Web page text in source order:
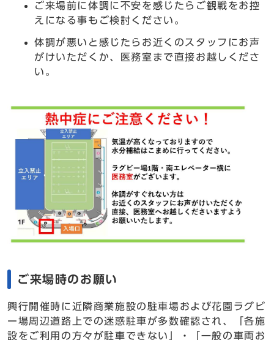
ご来場前に体調に不安を感じたらご観戦をお控
えになる事もご検討ください。
体調が悪いと感じたらお近くのスタッフにお声
がけいただくか、医務室まで直接お越しくださ
い。
ご来場時のお願い
興行開催時に近隣商業施設の駐車場および花園ラグビ
ー場周辺道路上での迷惑駐車が多数確認され、「各施
設をご利用の方々が駐車できない」・「一般の車両お